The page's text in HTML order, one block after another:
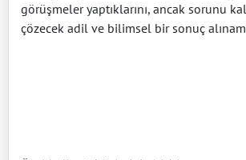
görüşmeler yaptıklarını, ancak sorunu
çözecek adil ve bilimsel bir sonuç